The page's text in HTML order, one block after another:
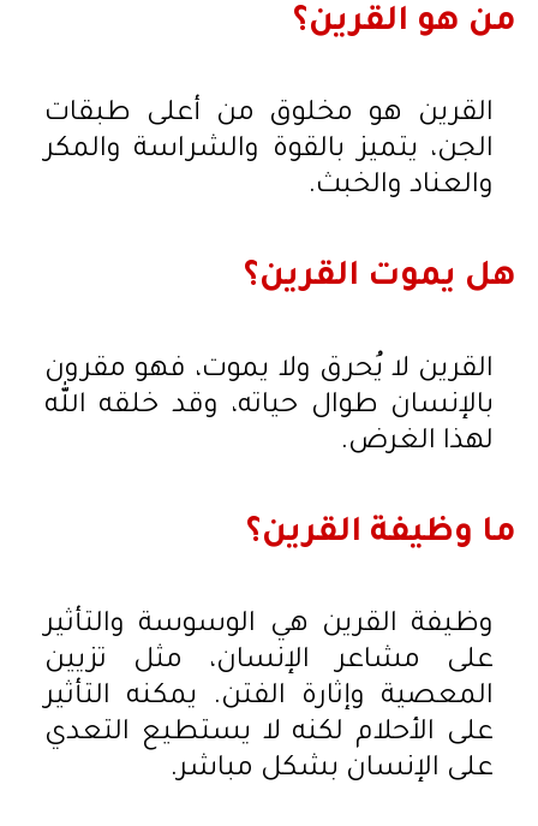
من هو القرين؟
القرين هو مخلوق من أعلى طبقات
الجن، يتميز بالقوة والشراسة والمكر
والعناد والخبث.
هل يموت القرين؟
القرين لا يُحرق ولا يموت، فهو مقرون
بالإنسان طوال حياته، وقد خلقه الله
لهذا الغرض.
ما وظيفة القرين؟
وظيفة القرين هي الوسوسة والتأثير
على مشاعر الإنسان، مثل تزيين
المعصية وإثارة الفتن. يمكنه التأثير
على الأحلام لكنه لا يستطيع التعدي
على الإنسان بشكل مباشر.